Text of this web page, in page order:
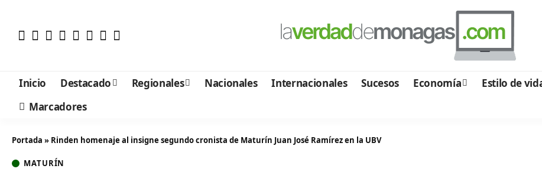
Inicio Destacado Regionales Nacionales Internacionales Sucesos Economía Estilo de
Marcadores
Portada » Rinden homenaje al insigne segundo cronista de Maturín Juan José Ramírez en la UBV
MATURÍN